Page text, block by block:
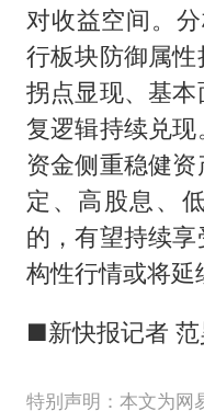
对收益空间。
行板块防御属
拐点显现、基
复逻辑持续兑现
资金侧重稳健
定、高股息、
的，有望持续
构性行情或将延
■新快报记者 范
特别声明：本文为网